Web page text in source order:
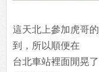
這天北上參加虎哥
到，所以順便在
台北車站裡面閒晃